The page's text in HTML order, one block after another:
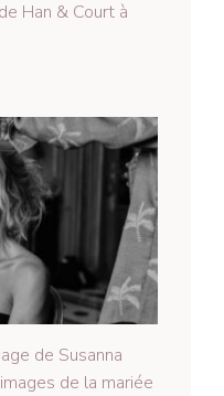
Han & Court à
de Susanna
de la mariée